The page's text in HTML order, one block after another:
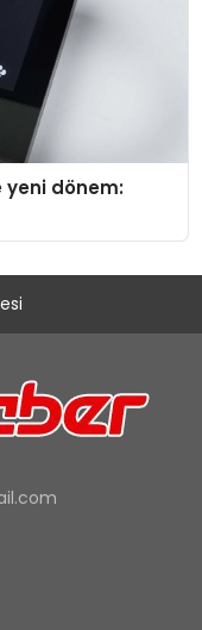
yeni dönem: